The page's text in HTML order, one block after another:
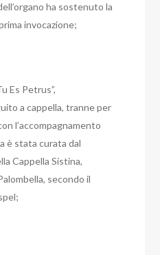
ha sostenuto la
invocazione;
Es Petrus”,
a cappella, tranne per
l’accompagnamento
è stata curata dal
Cappella Sistina,
secondo il